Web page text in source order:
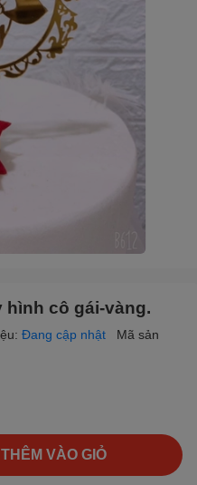
hình cô gái-vàng.
Đang cập nhật
Mã sản
THÊM VÀO GIỎ